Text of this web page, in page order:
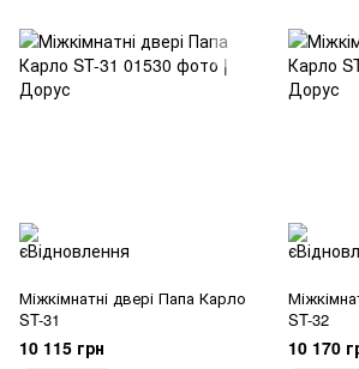
Міжкімнатні двері Папа Карло
ST-31
10 115 грн
ST-32
10 170